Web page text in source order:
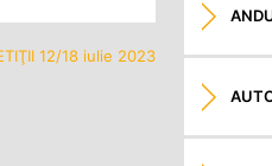
12/18 iulie 2023